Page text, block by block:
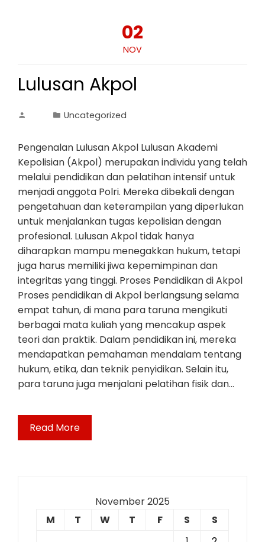
02
NOV
Lulusan Akpol
Uncategorized
Pengenalan Lulusan Akpol Lulusan Akademi
Kepolisian (Akpol) merupakan individu yang telah
melalui pendidikan dan pelatihan intensif untuk
menjadi anggota Polri. Mereka dibekali dengan
pengetahuan dan keterampilan yang diperlukan
untuk menjalankan tugas kepolisian dengan
profesional. Lulusan Akpol tidak hanya
diharapkan mampu menegakkan hukum, tetapi
juga harus memiliki jiwa kepemimpinan dan
integritas yang tinggi. Proses Pendidikan di Akpol
Proses pendidikan di Akpol berlangsung selama
empat tahun, di mana para taruna mengikuti
berbagai mata kuliah yang mencakup aspek
teori dan praktik. Dalam pendidikan ini, mereka
mendapatkan pemahaman mendalam tentang
hukum, etika, dan teknik penyidikan. Selain itu,
para taruna juga menjalani pelatihan fisik dan…
Read More
November 2025
M
T W T F S
S